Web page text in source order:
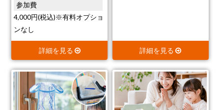
参加費
4,000円(税込)※有料オプショ
ンなし
詳細を見る 詳細を見る